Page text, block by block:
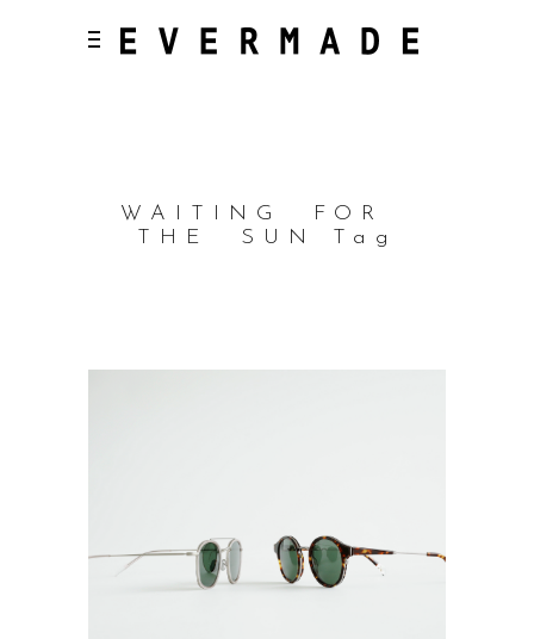
WAITING FOR
THE SUN Tag